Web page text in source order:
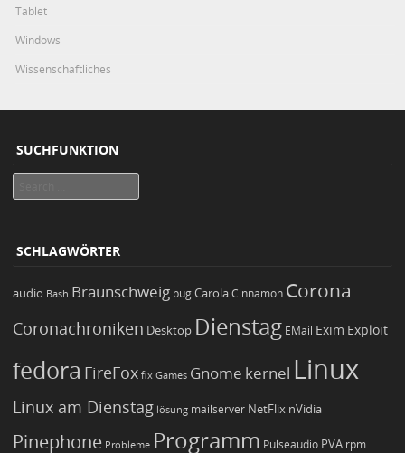
Tablet
Windows
Wissenschaftliches
SUCHFUNKTION
SCHLAGWÖRTER
audio Bash Braunschweig bugCarola Cinnamon Corona
Coronachroniken Desktop Dienstag EMail Exim Exploit
fedora FireFox fix Games Gnome kernel Linux
Linux am Dienstag lösung mailserver NetFlix nVidia
Pinephone Probleme Programm Pulseaudio PVA rpm